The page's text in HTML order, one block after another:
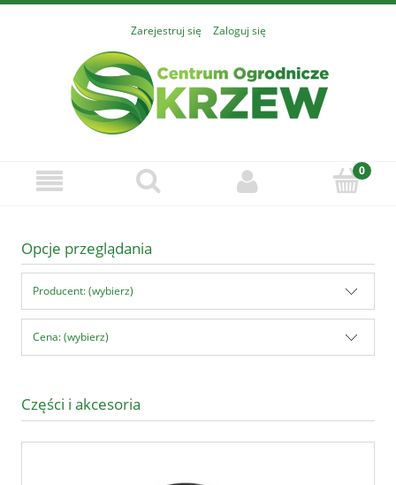
Zarejestruj się Zaloguj się
Opcje przeglądania
Producent: (wybierz)
Cena: (wybierz)
Części i akcesoria